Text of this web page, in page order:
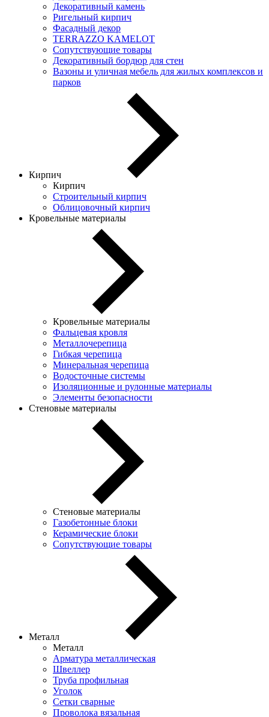
Декоративный камень
Ригельный кирпич
Фасадный декор
TERRAZZO KAMELOT
Сопутствующие товары
Декоративный бордюр для стен
Вазоны и уличная мебель для жилых комплексов и
парков
Кирпич
Кирпич
Строительный кирпич
Облицовочный кирпич
Кровельные материалы
Кровельные материалы
Фальцевая кровля
Металлочерепица
Гибкая черепица
Минеральная черепица
Водосточные системы
Изоляционные и рулонные материалы
Элементы безопасности
Стеновые материалы
Стеновые материалы
Газобетонные блоки
Керамические блоки
Сопутствующие товары
Металл
Металл
Арматура металлическая
Швеллер
Труба профильная
Уголок
Сетки сварные
Проволока вязальная